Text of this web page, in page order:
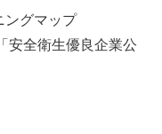
ングマップ
安全衛生優良企業公